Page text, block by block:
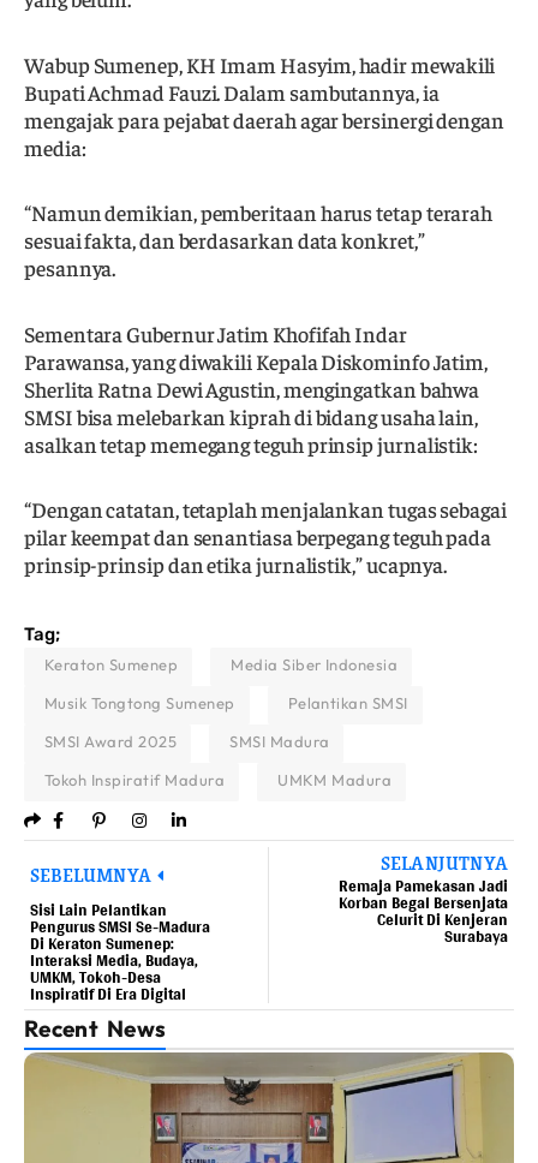
Wabup Sumenep, KH Imam Hasyim, hadir mewakili
Bupati Achmad Fauzi. Dalam sambutannya, ia
mengajak para pejabat daerah agar bersinergi dengan
media:
“Namun demikian, pemberitaan harus tetap terarah
sesuai fakta, dan berdasarkan data konkret,”
pesannya.
Sementara Gubernur Jatim Khofifah Indar
Parawansa, yang diwakili Kepala Diskominfo Jatim,
Sherlita Ratna Dewi Agustin, mengingatkan bahwa
SMSI bisa melebarkan kiprah di bidang usaha lain,
asalkan tetap memegang teguh prinsip jurnalistik:
“Dengan catatan, tetaplah menjalankan tugas sebagai
pilar keempat dan senantiasa berpegang teguh pada
prinsip-prinsip dan etika jurnalistik,” ucapnya.
Tag;
Keraton Sumenep
Media Siber Indonesia
Musik Tongtong Sumenep
Pelantikan SMSI
SMSI Award 2025
SMSI Madura
Tokoh Inspiratif Madura
UMKM Madura
SEBELUMNYA
Sisi Lain Pelantikan
Pengurus SMSI Se-Madura
Di Keraton Sumenep:
Interaksi Media, Budaya,
UMKM, Tokoh-Desa
Inspiratif Di Era Digital
SELANJUTNYA
Remaja Pamekasan Jadi
Korban Begal Bersenjata
Celurit Di Kenjeran
Surabaya
Recent News